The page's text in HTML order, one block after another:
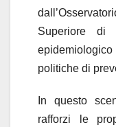
Superiore di
politiche di
In questo
rafforzi le